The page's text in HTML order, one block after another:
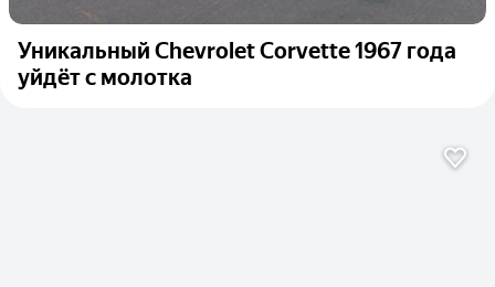
Уникальный Chevrolet Corvette 1967 года
уйдёт с молотка